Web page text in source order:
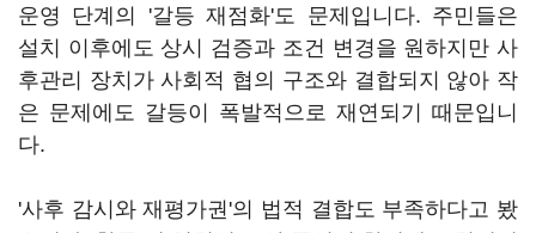
운영 단계의 '갈등 재점화'도 문제입니다. 주민들은
설치 이후에도 상시 검증과 조건 변경을 원하지만 사
후관리 장치가 사회적 협의 구조와 결합되지 않아 작
은 문제에도 갈등이 폭발적으로 재연되기 때문입니
다.
'사후 감시와 재평가권'의 법적 결합도 부족하다고 봤